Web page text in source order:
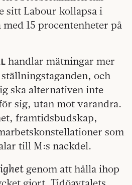
sitt Labour kollapsa i
15 procentenheter på
handlar mätningar mer
och
ska alternativen inte
sig, utan mot varandra.
framtidsbudskap,
som
till M:s nackdel.
genom att hålla ihop